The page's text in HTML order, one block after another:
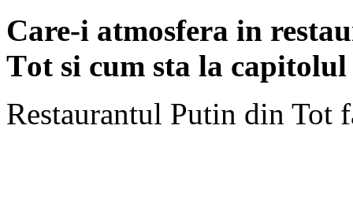
Care-i atmosfera in
Tot si cum sta la
Restaurantul Putin din Tot